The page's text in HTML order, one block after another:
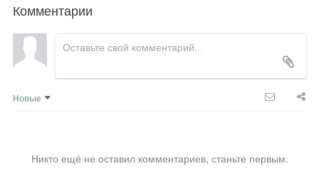
Комментарии
Новые
Никто ещё не оставил комментариев, станьте первым.